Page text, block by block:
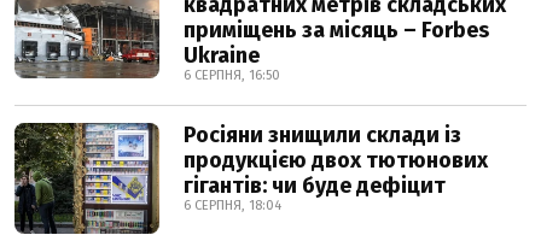
приміщень за місяць – Forbes
Ukraine
6 СЕРПНЯ, 16:50
Росіяни знищили склади із
продукцією двох тютюнових
гігантів: чи буде дефіцит
6 СЕРПНЯ, 18:04